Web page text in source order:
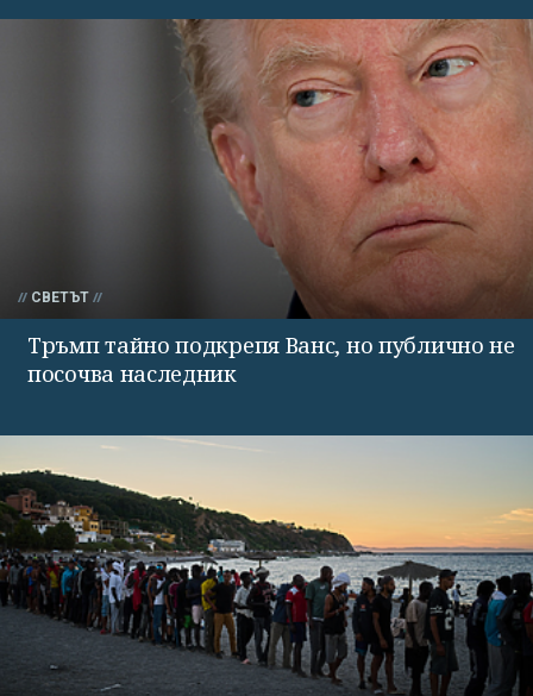
СВЕТЪТ
Тръмп тайно подкрепя Ванс, но публично не
посочва наследник